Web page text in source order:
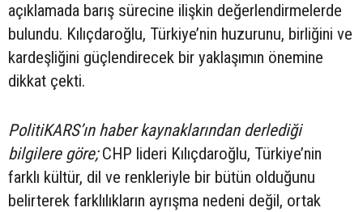
açıklamada barış sürecine ilişkin değerlendirmelerde
bulundu. Kılıçdaroğlu, Türkiye’nin huzurunu, birliğini ve
kardeşliğini güçlendirecek bir yaklaşımın önemine
dikkat çekti.
PolitiKARS’ın haber kaynaklarından derlediği
bilgilere göre;CHP lideri Kılıçdaroğlu, Türkiye’nin
farklı kültür, dil ve renkleriyle bir bütün olduğunu
belirterek farklılıkların ayrışma nedeni değil, ortak